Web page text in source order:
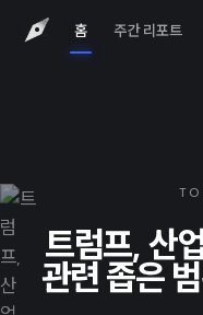
홈 주간 리포트
트럼프, 산
관련 좁은